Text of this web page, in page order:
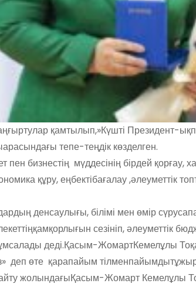
қамтылып,»Күшті Президент-
арасындағы тепе-теңдік көзделген.
пен бизнестің мүддесінің бірдей қорғау,
құру,еңбектібағалау,әлеуметтік
денсаулығы, білімі мен өмірсүру
қамқорлығын сезініп,әлеуметтік
деді.Қасым-ЖомартКемелұлы
» деп өте қарапайым тілменпайымды
жолындағыҚасым-Жомарт Кемелұлы